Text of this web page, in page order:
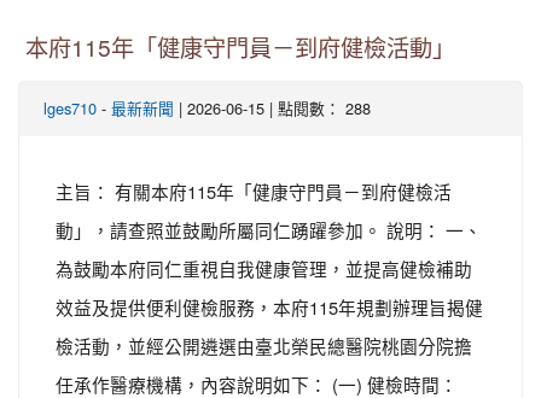
本府115年「健康守門員－到府健檢活動」
lges710 - 最新新聞 | 2026-06-15 | 點閱數： 288
主旨： 有關本府115年「健康守門員－到府健檢活
動」，請查照並鼓勵所屬同仁踴躍參加。 說明： 一、
為鼓勵本府同仁重視自我健康管理，並提高健檢補助
效益及提供便利健檢服務，本府115年規劃辦理旨揭健
檢活動，並經公開遴選由臺北榮民總醫院桃園分院擔
任承作醫療機構，內容說明如下： (一) 健檢時間：